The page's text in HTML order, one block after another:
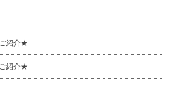
紹介★
紹介★